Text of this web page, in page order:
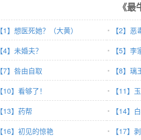
《
【1】想医死她？（大黄） 【2】恶
【4】未婚夫？
【5】李
【7】咎由自取
【8】璃
【10】看够了！
【11】
【13】药帮
【14】
【16】初见的惊艳
【17】